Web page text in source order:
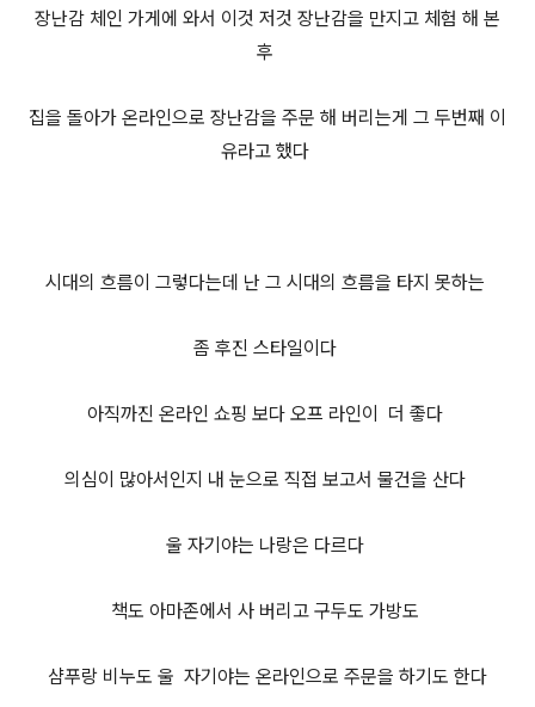
장난감 체인 가게에 와서 이것 저것 장난감을 만지고 체험 해 본
후
집을 돌아가 온라인으로 장난감을 주문 해 버리는게 그 두번째 이
유라고 했다
시대의 흐름이 그렇다는데 난 그 시대의 흐름을 타지 못하는
좀 후진 스타일이다
아직까진 온라인 쇼핑 보다 오프 라인이 더 좋다
의심이 많아서인지 내 눈으로 직접 보고서 물건을 산다
울 자기야는 나랑은 다르다
책도 아마존에서 사 버리고 구두도 가방도
샴푸랑 비누도 울 자기야는 온라인으로 주문을 하기도 한다